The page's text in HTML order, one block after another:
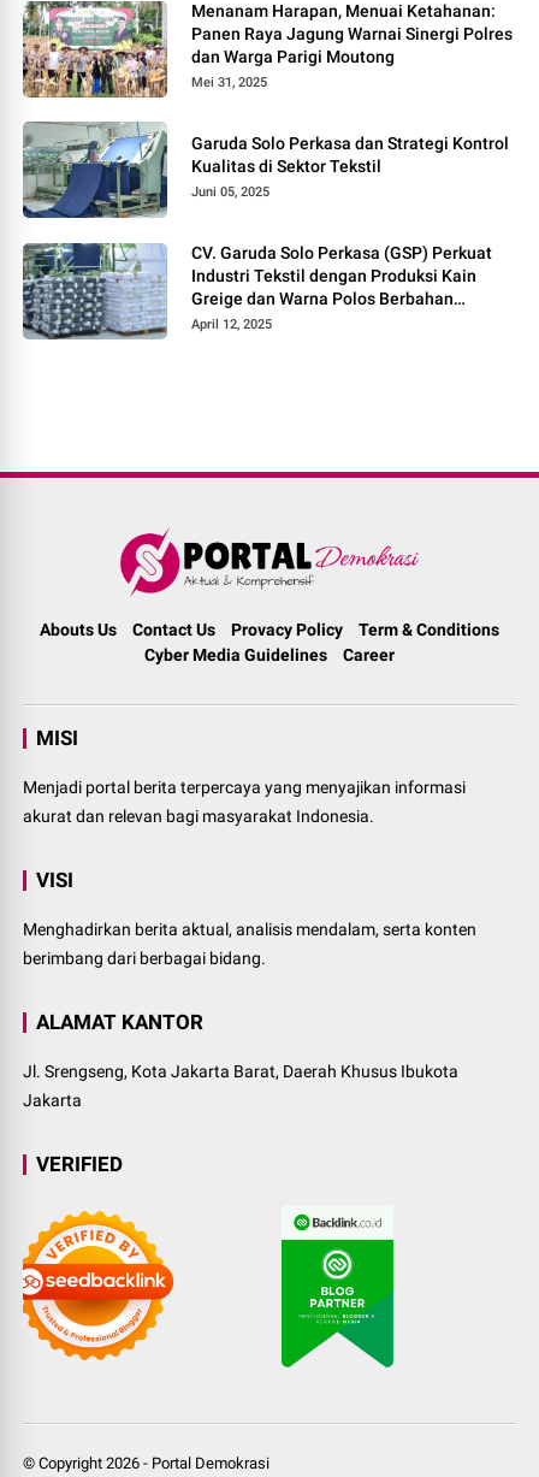
Menanam Harapan, Menuai Ketahanan:
Panen Raya Jagung Warnai Sinergi Polres
dan Warga Parigi Moutong
Mei 31, 2025
Garuda Solo Perkasa dan Strategi Kontrol
Kualitas di Sektor Tekstil
Juni 05, 2025
CV. Garuda Solo Perkasa (GSP) Perkuat
Industri Tekstil dengan Produksi Kain
Greige dan Warna Polos Berbahan
Tetoron Rayon
April 12, 2025
Abouts Us Contact Us Provacy Policy
Term & Conditions
Cyber Media Guidelines
Career
MISI
Menjadi portal berita terpercaya yang menyajikan informasi
akurat dan relevan bagi masyarakat Indonesia.
VISI
Menghadirkan berita aktual, analisis mendalam, serta konten
berimbang dari berbagai bidang.
ALAMAT KANTOR
Jl. Srengseng, Kota Jakarta Barat, Daerah Khusus Ibukota
Jakarta
VERIFIED
© Copyright2026 - Portal Demokrasi